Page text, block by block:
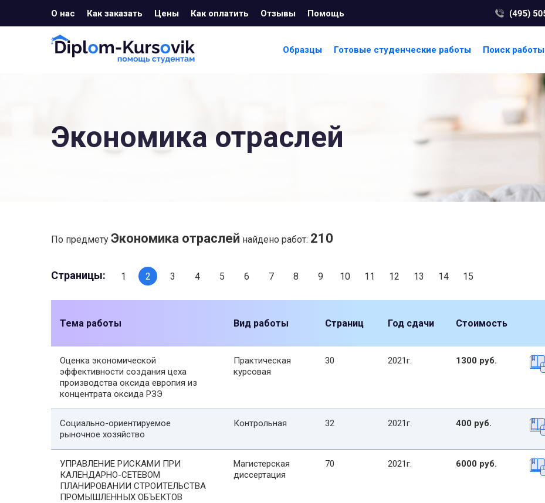
О нас Как заказать Цены Как оплатить Отзывы Помощь
Образцы Готовые студенческие работы Поиск работы
Экономика отраслей
По предмету Экономика отраслей найдено работ: 210
Страницы: 1 2 3 4 5 6 7 8 9 10 11 12 13 14 15
Тема работы Вид работы Страниц Год сдачи Стоимость
Оценка экономической
эффективности создания цеха
производства оксида европия из
концентрата оксида РЗЭ
Практическая
курсовая
30 2021г. 1300 руб.
Социально-ориентируемое
рыночное хозяйство
Контрольная 32 2021г. 400 руб.
УПРАВЛЕНИЕ РИСКАМИ ПРИ
КАЛЕНДАРНО-СЕТЕВОМ
ПЛАНИРОВАНИИ СТРОИТЕЛЬСТВА
ПРОМЫШЛЕННЫХ ОБЪЕКТОВ
Магистерская
диссертация
70 2021г. 6000 руб.